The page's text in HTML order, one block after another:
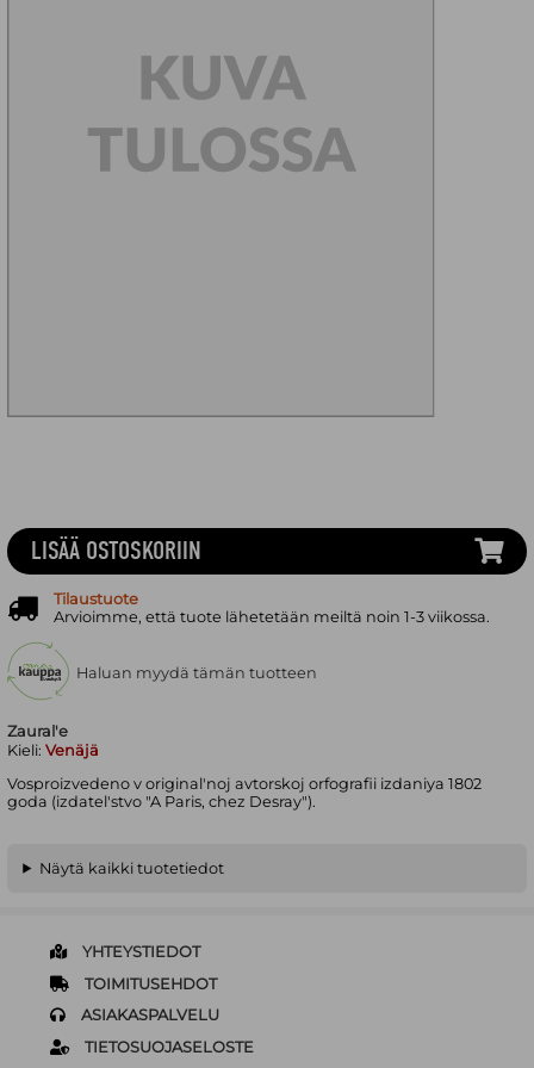
Zaural'e
Kieli:Venäjä
Vosproizvedeno v original'noj avtorskoj orfografii izdaniya 1802
goda (izdatel'stvo "A Paris, chez Desray").
LISÄÄ OSTOSKORIIN
Tilaustuote
Arvioimme, että tuote lähetetään meiltä noin 1-3 viikossa.
Haluan myydä tämän tuotteen
Näytä kaikki tuotetiedot
YHTEYSTIEDOT
TOIMITUSEHDOT
ASIAKASPALVELU
TIETOSUOJASELOSTE